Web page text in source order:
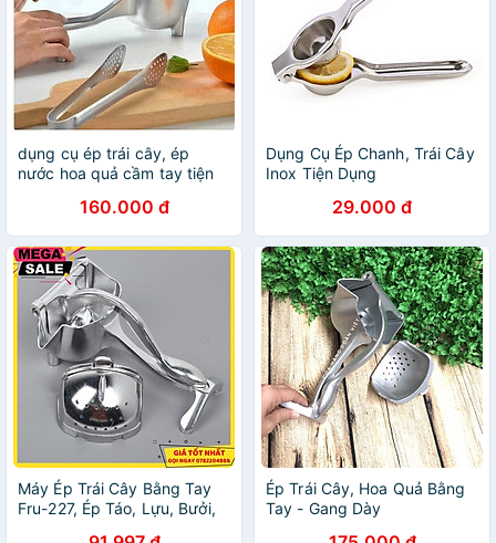
dụng cụ ép trái cây, ép
nước hoa quả cầm tay tiện
160.000 đ
Dụng Cụ Ép Chanh, Trái Cây
Inox Tiện Dụng
29.000 đ
Máy Ép Trái Cây Bằng Tay
Fru-227, Ép Táo, Lựu, Bưởi,
Ép Trái Cây, Hoa Quả Bằng
Tay - Gang Dày